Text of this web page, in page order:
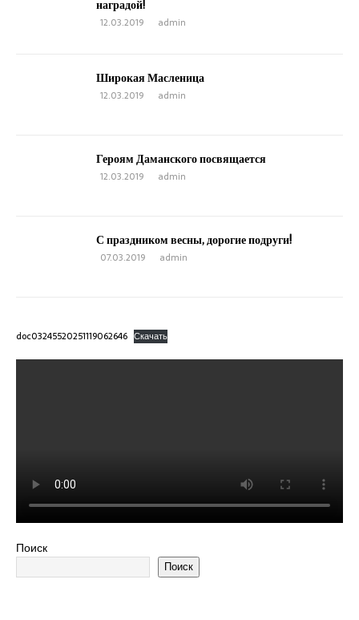
наградой!
12.03.2019 admin
Широкая Масленица
12.03.2019 admin
Героям Даманского посвящается
12.03.2019 admin
С праздником весны, дорогие подруги!
07.03.2019 admin
doc03245520251119062646 Скачать
Поиск
Поиск